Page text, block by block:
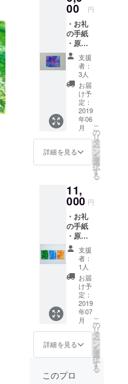
一枚一
枚心を
込めて
描いた
ものを
ランダ
ムにお
届けし
ます。
作品は
選べま
せんの
でご了
承くだ
さい。
00 円
・お礼
の手紙
・原画
F0号
(140m
m×180
mm)1枚
※こちら
は布張
りキャ
ンバス
に描い
たもの
です。
画像は
イメー
す。
メール
にて描
いても
らいた
い絵の
イメー
ジや、
好きな
色を教
えてく
ださ
い。一
枚一枚
心を込
めて制
作しま
支援
者：
3人
お届
け予
定：
2019
年06
月
詳細を見る
こ
の
リ
タ
ー
ン
を
選
択
す
る
11,
000 円
・お礼
の手紙
・原画
F3号
(220m
m×273
mm)1枚
※こちら
は布張
りキャ
ンバス
に描い
たもの
です。
画像は
イメー
ジで
す。
支援
者：
1人
お届
け予
定：
2019
年07
月
詳細を見る
こ
の
リ
タ
ー
ン
を
選
択
す
る
このプロ